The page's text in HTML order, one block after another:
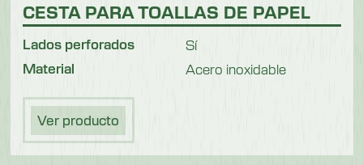
CESTA PARA TOALLAS DE PAPEL
Lados perforados Sí
Material Acero inoxidable
Ver producto